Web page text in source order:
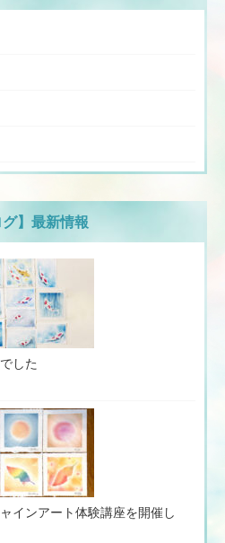
グ】最新情報
した
インアート体験講座を開催し